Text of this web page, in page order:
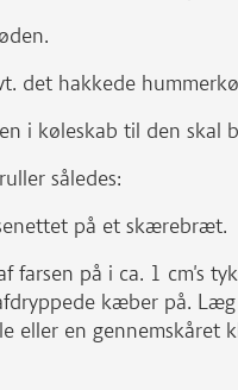
det hakkede
i køleskab til den skal
således:
på et skærebræt.
farsen på i ca. 1 cm's
kæber på.
eller en gennemskåret